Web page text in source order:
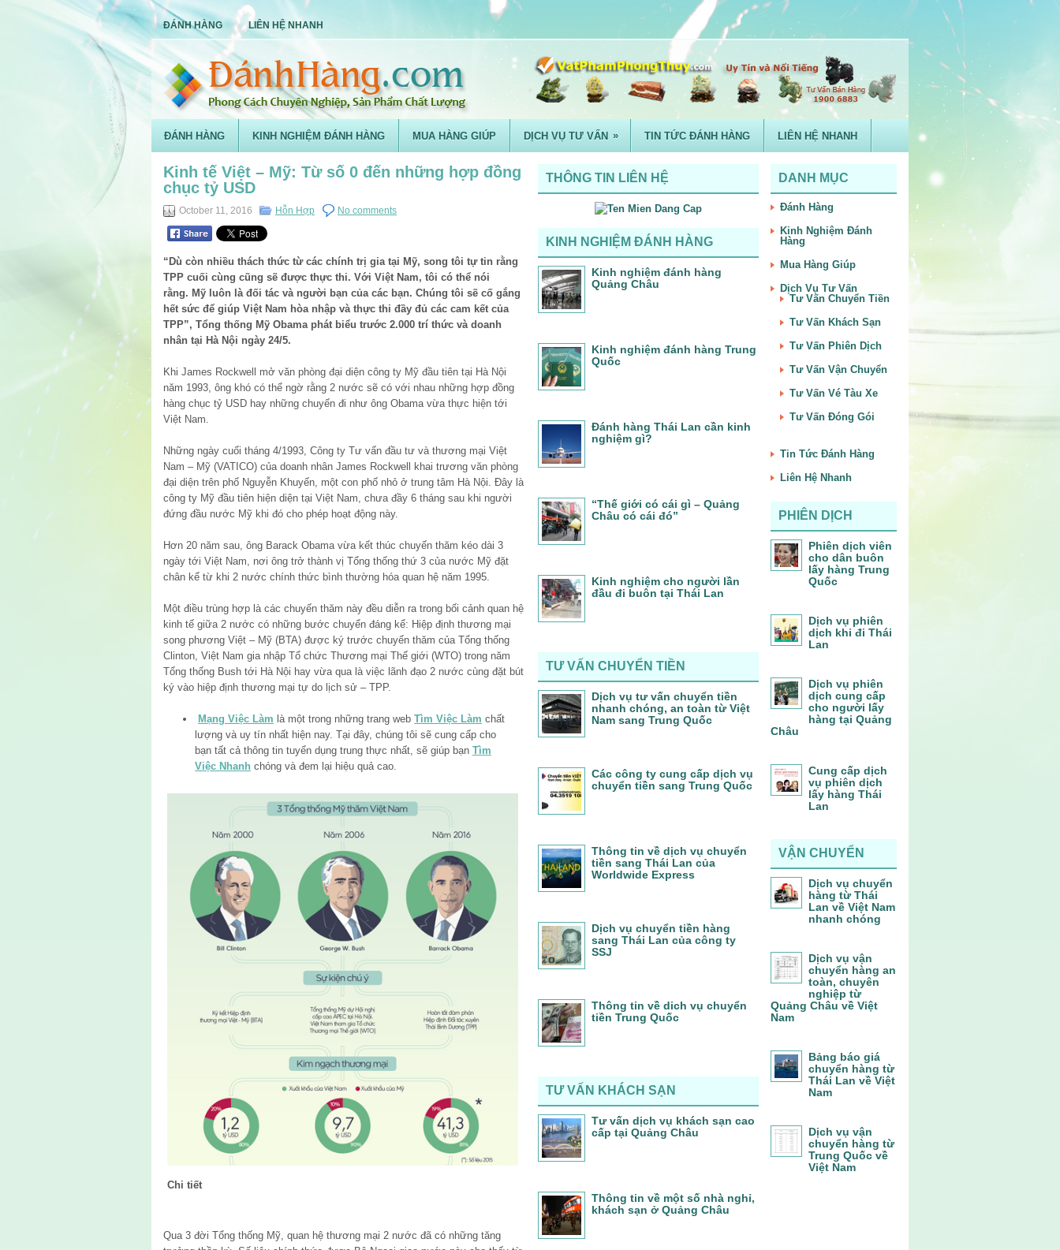
ĐÁNH HÀNG LIÊN HỆ NHANH
ĐÁNH HÀNG KINH NGHIỆM ĐÁNH HÀNG MUA HÀNG GIÚP DỊCH VỤ TƯ VẤN » TIN TỨC ĐÁNH HÀNG LIÊN HỆ NHANH
Kinh tế Việt – Mỹ: Từ số 0 đến những hợp đồng
chục tỷ USD
October 11, 2016 Hỗn Hợp No comments
“Dù còn nhiều thách thức từ các chính trị gia tại Mỹ, song tôi tự tin rằng
TPP cuối cùng cũng sẽ được thực thi. Với Việt Nam, tôi có thể nói
rằng. Mỹ luôn là đối tác và người bạn của các bạn. Chúng tôi sẽ cố gắng
hết sức để giúp Việt Nam hòa nhập và thực thi đầy đủ các cam kết của
TPP”, Tổng thống Mỹ Obama phát biểu trước 2.000 trí thức và doanh
nhân tại Hà Nội ngày 24/5.
Khi James Rockwell mở văn phòng đại diện công ty Mỹ đầu tiên tại Hà Nội
năm 1993, ông khó có thể ngờ rằng 2 nước sẽ có với nhau những hợp đồng
hàng chục tỷ USD hay những chuyến đi như ông Obama vừa thực hiện tới
Việt Nam.
Những ngày cuối tháng 4/1993, Công ty Tư vấn đầu tư và thương mại Việt
Nam – Mỹ (VATICO) của doanh nhân James Rockwell khai trương văn phòng
đại diện trên phố Nguyễn Khuyến, một con phố nhỏ ở trung tâm Hà Nội. Đây là
công ty Mỹ đầu tiên hiện diện tại Việt Nam, chưa đầy 6 tháng sau khi người
đứng đầu nước Mỹ khi đó cho phép hoạt động này.
Hơn 20 năm sau, ông Barack Obama vừa kết thúc chuyến thăm kéo dài 3
ngày tới Việt Nam, nơi ông trở thành vị Tổng thống thứ 3 của nước Mỹ đặt
chân kể từ khi 2 nước chính thức bình thường hóa quan hệ năm 1995.
Một điều trùng hợp là các chuyến thăm này đều diễn ra trong bối cảnh quan hệ
kinh tế giữa 2 nước có những bước chuyển đáng kể: Hiệp định thương mại
song phương Việt – Mỹ (BTA) được ký trước chuyến thăm của Tổng thống
Clinton, Việt Nam gia nhập Tổ chức Thương mại Thế giới (WTO) trong năm
Tổng thống Bush tới Hà Nội hay vừa qua là việc lãnh đạo 2 nước cùng đặt bút
ký vào hiệp định thương mại tự do lịch sử – TPP.
Mạng Việc Làm là một trong những trang web Tìm Việc Làm chất
lượng và uy tín nhất hiện nay. Tại đây, chúng tôi sẽ cung cấp cho
bạn tất cả thông tin tuyển dụng trung thực nhất, sẽ giúp bạn Tìm
Việc Nhanh chóng và đem lại hiệu quả cao.
Chi tiết
Qua 3 đời Tổng thống Mỹ, quan hệ thương mại 2 nước đã có những tăng
THÔNG TIN LIÊN HỆ
KINH NGHIỆM ĐÁNH HÀNG
Kinh nghiệm đánh hàng
Quảng Châu
Kinh nghiệm đánh hàng Trung
Quốc
Đánh hàng Thái Lan cần kinh
nghiệm gì?
“Thế giới có cái gì – Quảng
Châu có cái đó”
Kinh nghiệm cho người lần
đầu đi buôn tại Thái Lan
TƯ VẤN CHUYỂN TIỀN
Dịch vụ tư vấn chuyển tiền
nhanh chóng, an toàn từ Việt
Nam sang Trung Quốc
Các công ty cung cấp dịch vụ
chuyển tiền sang Trung Quốc
Thông tin về dịch vụ chuyển
tiền sang Thái Lan của
Worldwide Express
Dịch vụ chuyển tiền hàng
sang Thái Lan của công ty
SSJ
Thông tin về dich vụ chuyển
tiền Trung Quốc
TƯ VẤN KHÁCH SẠN
Tư vấn dịch vụ khách sạn cao
cấp tại Quảng Châu
Thông tin về một số nhà nghỉ,
khách sạn ở Quảng Châu
DANH MỤC
Đánh Hàng
Kinh Nghiệm Đánh
Hàng
Mua Hàng Giúp
Dịch Vụ Tư Vấn
Tư Vấn Chuyển Tiền
Tư Vấn Khách Sạn
Tư Vấn Phiên Dịch
Tư Vấn Vận Chuyển
Tư Vấn Vé Tàu Xe
Tư Vấn Đóng Gói
Tin Tức Đánh Hàng
Liên Hệ Nhanh
PHIÊN DỊCH
Phiên dịch viên
cho dân buôn
lấy hàng Trung
Quốc
Dịch vụ phiên
dịch khi đi Thái
Lan
Dịch vụ phiên
dịch cung cấp
cho người lấy
hàng tại Quảng
Châu
Cung cấp dịch
vụ phiên dịch
lấy hàng Thái
Lan
VẬN CHUYỂN
Dịch vụ chuyển
hàng từ Thái
Lan về Việt Nam
nhanh chóng
Dịch vụ vận
chuyển hàng an
toàn, chuyên
nghiệp từ
Quảng Châu về Việt
Nam
Bảng báo giá
chuyển hàng từ
Thái Lan về Việt
Nam
Dịch vụ vận
chuyển hàng từ
Trung Quốc về
Việt Nam